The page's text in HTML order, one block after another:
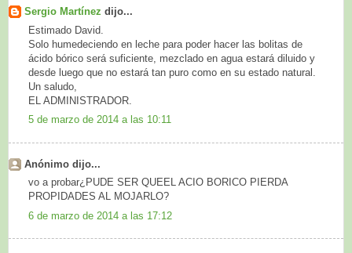
Sergio Martínez dijo...
Estimado David.
Solo humedeciendo en leche para poder hacer las bolitas de
ácido bórico será suficiente, mezclado en agua estará diluido y
desde luego que no estará tan puro como en su estado natural.
Un saludo,
EL ADMINISTRADOR.
5 de marzo de 2014 a las 10:11
Anónimo dijo...
vo a probar¿PUDE SER QUEEL ACIO BORICO PIERDA
PROPIDADES AL MOJARLO?
6 de marzo de 2014 a las 17:12